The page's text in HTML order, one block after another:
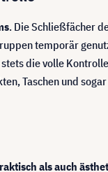
. Die Schließfächer
temporär
die volle
Taschen und
als auch